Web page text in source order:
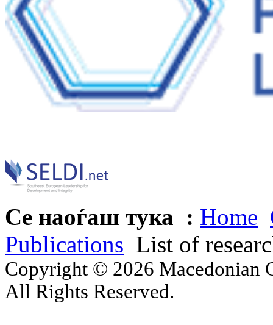
Се наоѓаш тука : Home
Publications List of
Copyright © 2026 Macedonian
All Rights Reserved.